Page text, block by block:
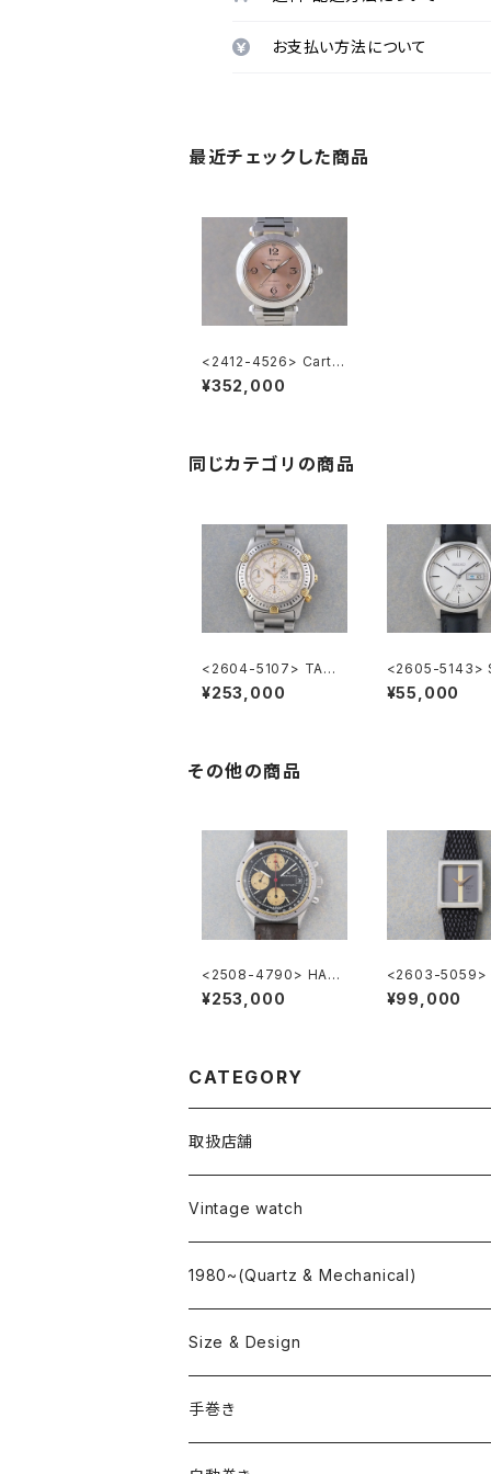
お支払い方法について
最近チェックした商品
<2412-4526> Cartie
r Pasha C
¥352,000
同じカテゴリの商品
<2604-5107> TAGH
EUER Super 2000 C
hronograph
¥253,000
<2605-5143>
LORD MATIC
¥55,000
その他の商品
<2508-4790> HAMI
LTON Chronograph
¥253,000
<2603-5059>
tian Dior
¥99,000
CATEGORY
取扱店舗
L o'clock
"delve"
Vintage watch
海外ブランド
OMEGA
ROLEX
国産ブランド
SEIKO
CITIZEN
1980~(Quartz & Mechanical)
Size & Design
~24.9mm
手巻き